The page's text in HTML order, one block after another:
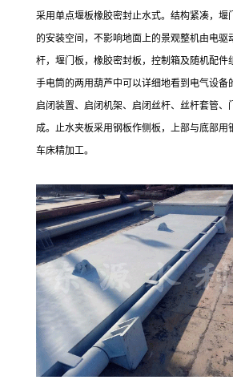
采用单点堰板橡胶密封止水式。结构紧凑，堰
的安装空间，不影响地面上的景观整机由电驱
杆，堰门板，橡胶密封板，控制箱及随机配件
手电筒的两用葫芦中可以详细地看到电气设备
启闭装置、启闭机架、启闭丝杆、丝杆套管、
成。止水夹板采用钢板作侧板，上部与底部用
车床精加工。